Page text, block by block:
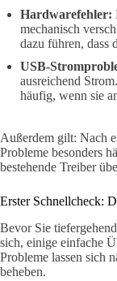
Hardwarefehler:
mechanisch
dazu führen, dass
USB-
ausreichend
häufig, wenn sie
Außerdem gilt: Nach
Probleme besonders
bestehende Treiber
Erster Schnellcheck:
Bevor Sie
sich, einige einfache
Probleme lassen sich
beheben.